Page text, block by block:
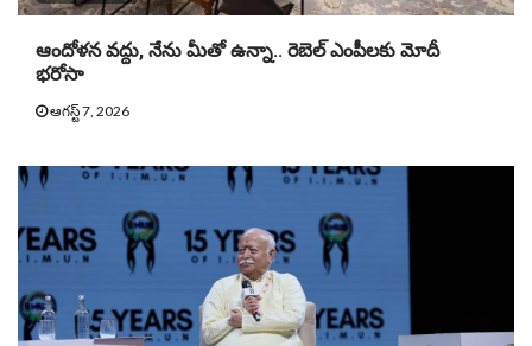
ఆందోళన వద్దు, నేను మీతో ఉన్నా.. రెబెల్ ఎంపీలకు మోదీ
భరోసా
ఆగస్ట్ 7, 2026